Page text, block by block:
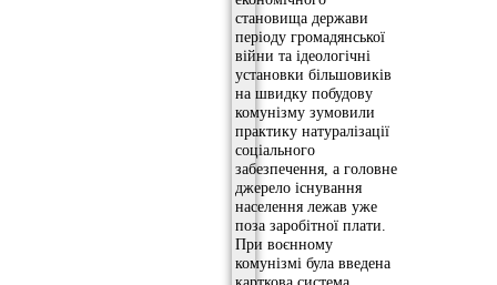
становища держави
періоду громадянської
війни та ідеологічні
установки більшовиків
на швидку побудову
комунізму зумовили
практику натуралізації
соціального
забезпечення, а головне
джерело існування
населення лежав уже
поза заробітної плати.
При воєнному
комунізмі була введена